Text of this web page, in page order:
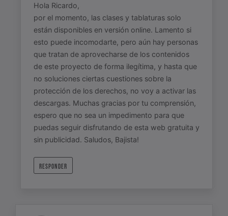
Hola Ricardo,
por el momento, las clases y tablaturas solo
están disponibles en versión online. Lamento si
esto puede incomodarte, pero aún hay personas
que tratan de aprovecharse de los contenidos
de este proyecto de forma ilegítima, y hasta que
no soluciones ciertas cuestiones sobre la
protección de los derechos, no voy a activar las
descargas. Muchas gracias por tu comprensión,
espero que no sea un impedimento para que
puedas seguir disfrutando de esta web gratuita y
sin publicidad. Saludos, Bajista!
RESPONDER